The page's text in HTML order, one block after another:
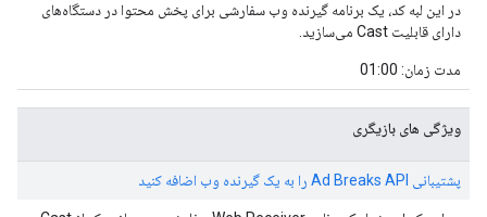
در این لبه کد، یک برنامه گیرنده وب سفارشی برای پخش محتوا در دستگاه‌های
دارای قابلیت Cast می‌سازید.
مدت زمان: 01:00
ویژگی های بازیگری
پشتیبانی Ad Breaks API را به یک گیرنده وب اضافه کنید